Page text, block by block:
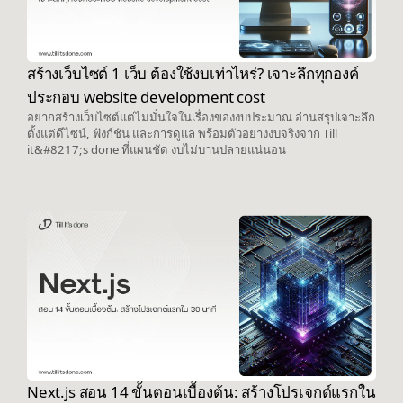
สร้างเว็บไซต์ 1 เว็บ ต้องใช้งบเท่าไหร่? เจาะลึกทุกองค์
ประกอบ website development cost
อยากสร้างเว็บไซต์แต่ไม่มั่นใจในเรื่องของงบประมาณ อ่านสรุปเจาะลึก
ตั้งแต่ดีไซน์, ฟังก์ชัน และการดูแล พร้อมตัวอย่างงบจริงจาก Till
it&#8217;s done ที่แผนชัด งบไม่บานปลายแน่นอน
Next.js สอน 14 ขั้นตอนเบื้องต้น: สร้างโปรเจกต์แรกใน